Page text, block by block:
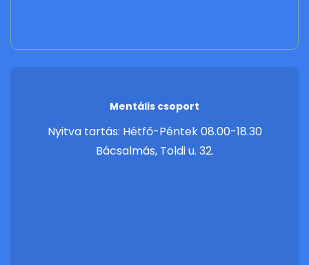
Mentális csoport
Nyitva tartás: Hétfő-Péntek 08.00-18.30
Bácsalmás, Toldi u. 32.